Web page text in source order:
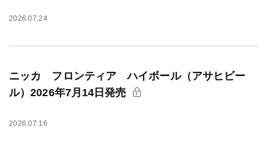
2026.07.24
ニッカ フロンティア ハイボール（アサヒビー
ル）2026年7月14日発売
2026.07.16